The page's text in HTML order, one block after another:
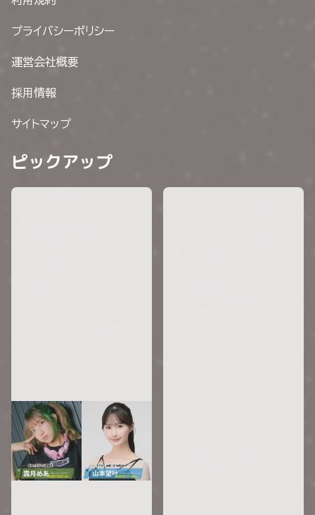
プライバシーポリシー
運営会社概要
採用情報
サイトマップ
ピックアップ